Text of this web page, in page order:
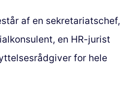
af en sekretariatschef,
en HR-jurist
for hele